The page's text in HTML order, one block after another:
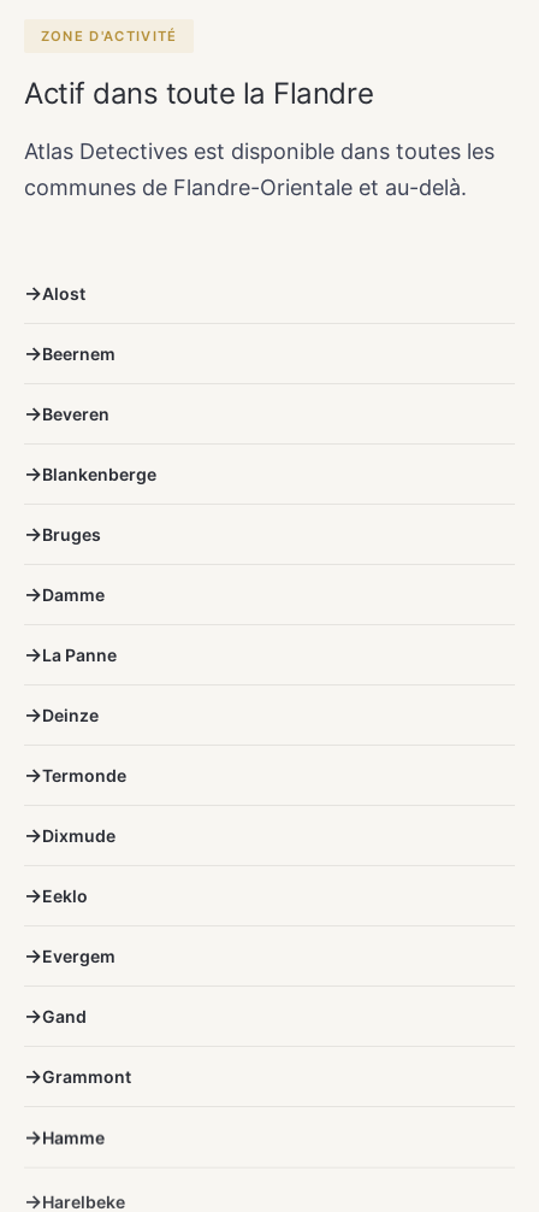
ZONE D'ACTIVITÉ
Actif dans toute la Flandre
Atlas Detectives est disponible dans toutes les
communes de Flandre-Orientale et au-delà.
Alost
Beernem
Beveren
Blankenberge
Bruges
Damme
La Panne
Deinze
Termonde
Dixmude
Eeklo
Evergem
Gand
Grammont
Hamme
Harelbeke